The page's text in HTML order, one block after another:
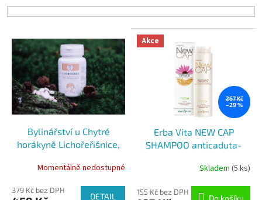
p
p
p
Bylinářství u Chytré
horákyně Lichořeřišnice,
Momentálně nedostupné
379 Kč bez DPH
DETAIL
Akce
267 Kč
–29 %
Erba Vita NEW CAP
SHAMPOO anticaduta-
Skladem (5 ks)
155 Kč bez DPH
Do košíku